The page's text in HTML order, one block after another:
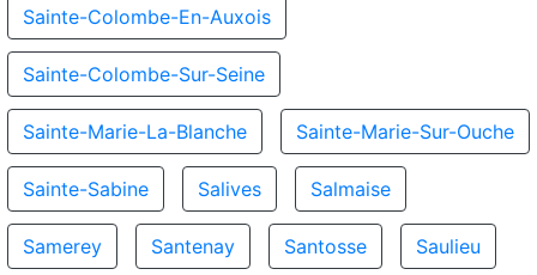
Sainte-Colombe-En-Auxois
Sainte-Colombe-Sur-Seine
Sainte-Marie-La-Blanche Sainte-Marie-Sur-Ouche
Sainte-Sabine Salives Salmaise
Samerey Santenay Santosse Saulieu